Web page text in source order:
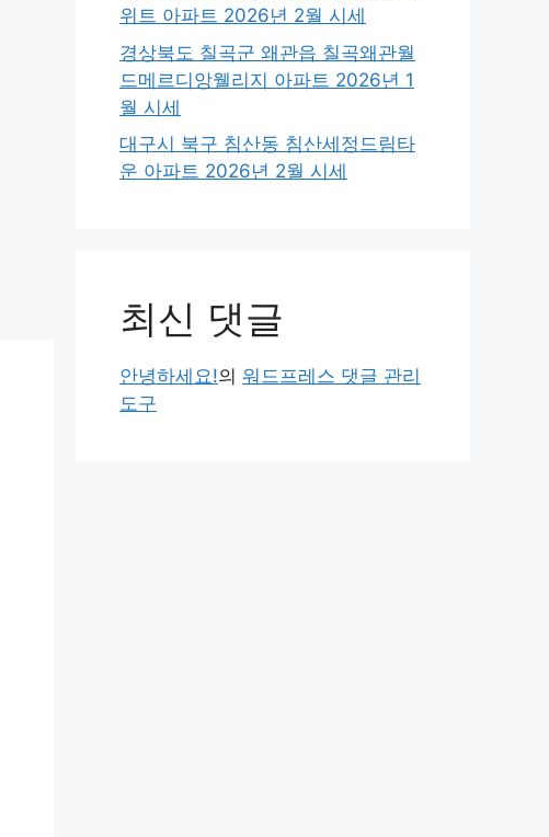
위트 아파트 2026년 2월 시세
경상북도 칠곡군 왜관읍 칠곡왜관월
드메르디앙웰리지 아파트 2026년 1
월 시세
대구시 북구 침산동 침산세정드림타
운 아파트 2026년 2월 시세
최신 댓글
안녕하세요!의 워드프레스 댓글 관리
도구